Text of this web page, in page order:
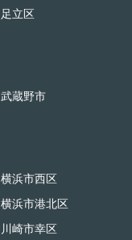
足立区
武蔵野市
横浜市西区
横浜市港北区
川崎市幸区